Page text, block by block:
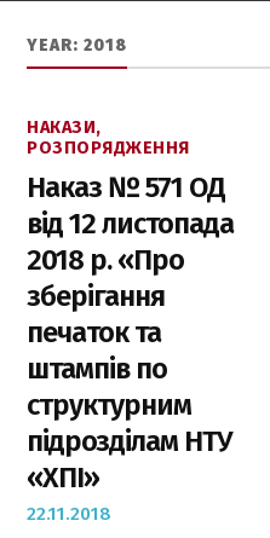
YEAR: 2018
НАКАЗИ,
РОЗПОРЯДЖЕННЯ
Наказ № 571 ОД
від 12 листопада
2018 р. «Про
зберігання
печаток та
штампів по
структурним
підрозділам НТУ
«ХПІ»
22.11.2018